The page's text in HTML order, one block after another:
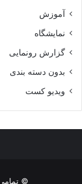
آموزش
نمایشگاه
گزارش رونمایی
بدون دسته بندی
ویدیو کست
©